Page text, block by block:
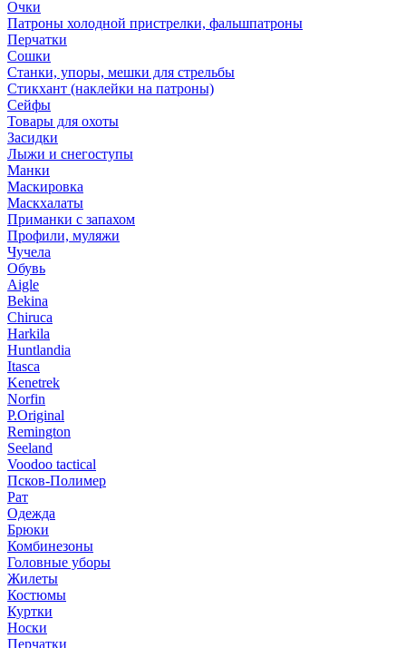
Очки
Патроны холодной пристрелки, фальшпатроны
Перчатки
Сошки
Станки, упоры, мешки для стрельбы
Стикхант (наклейки на патроны)
Сейфы
Товары для охоты
Засидки
Лыжи и снегоступы
Манки
Маскировка
Маскхалаты
Приманки с запахом
Профили, муляжи
Чучела
Обувь
Aigle
Bekina
Chiruсa
Harkila
Huntlandia
Itasca
Kenetrek
Norfin
P.Original
Remington
Seeland
Voodoo tactical
Псков-Полимер
Рат
Одежда
Брюки
Комбинезоны
Головные уборы
Жилеты
Костюмы
Куртки
Носки
Перчатки